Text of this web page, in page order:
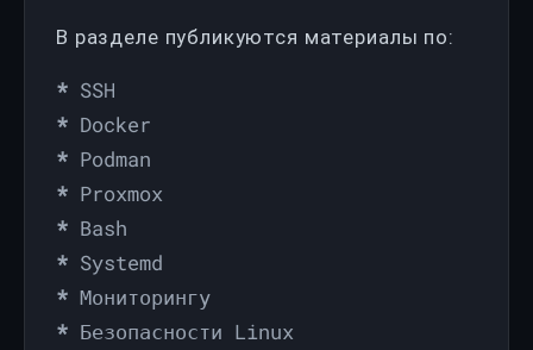
В разделе публикуются материалы по:
SSH
Docker
Podman
Proxmox
Bash
Systemd
Мониторингу
Безопасности Linux